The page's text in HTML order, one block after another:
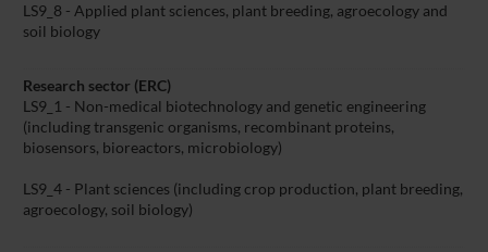
LS9_8 - Applied plant sciences, plant breeding, agroecology and
soil biology
Research sector (ERC)
LS9_1 - Non-medical biotechnology and genetic engineering
(including transgenic organisms, recombinant proteins,
biosensors, bioreactors, microbiology)
LS9_4 - Plant sciences (including crop production, plant breeding,
agroecology, soil biology)